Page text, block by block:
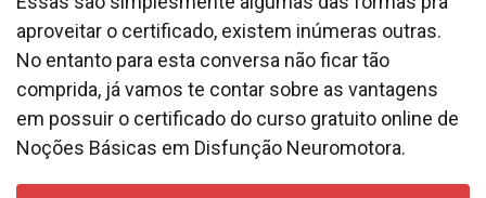
aproveitar o certificado, existem inúmeras outras.
No entanto para esta conversa não ficar tão
comprida, já vamos te contar sobre as vantagens
em possuir o certificado do curso gratuito online de
Noções Básicas em Disfunção Neuromotora.